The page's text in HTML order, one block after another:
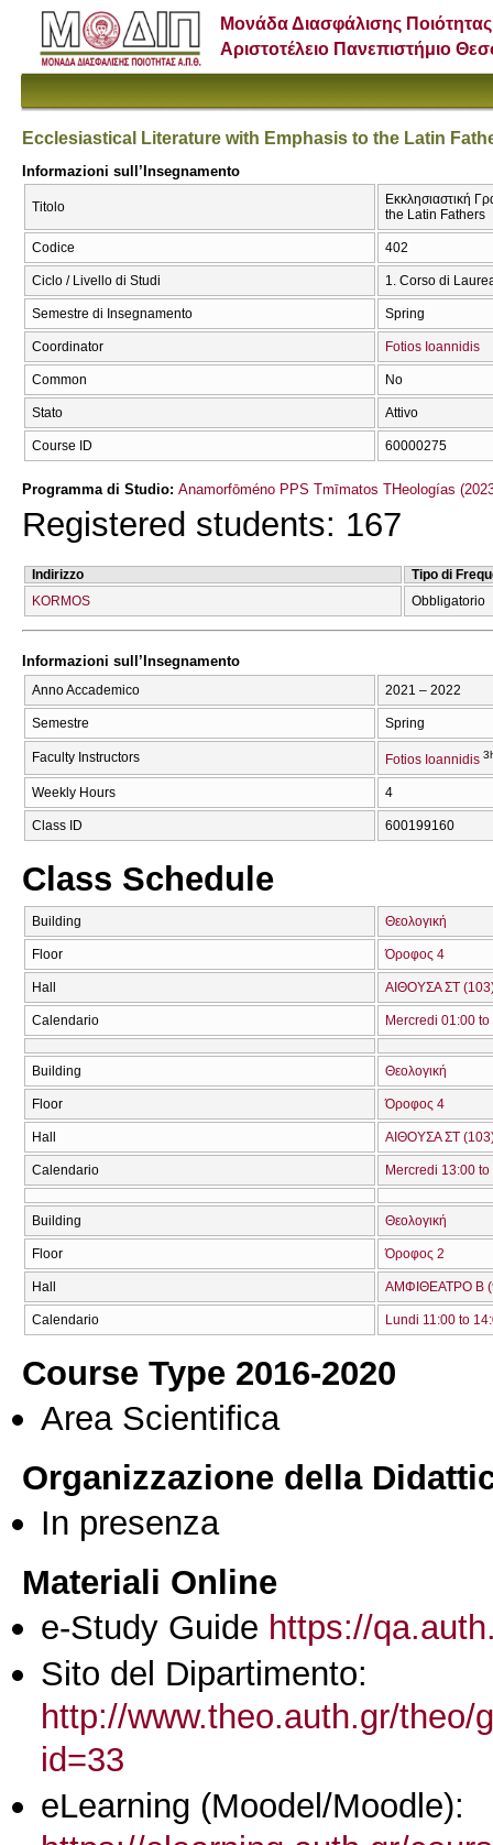
Μονάδα Διασφάλισης Ποιότητας
Αριστοτέλειο Πανεπιστήμιο
Ecclesiastical Literature with Emphasis to the Latin
Informazioni sull’Insegnamento
Titolo
Εκκλησιαστική
the Latin Fathers
Codice 402
Ciclo / Livello di Studi 1. Corso di
Semestre di Insegnamento Spring
Coordinator Fotios Ioannidis
Common No
Stato Attivo
Course ID 60000275
Programma di Studio: Anamorfōméno PPS Tmīmatos THeologías
Registered students: 167
Indirizzo
Tipo di
KORMOS
Obbligatorio
Informazioni sull’Insegnamento
Anno Accademico 2021 – 2022
Semestre Spring
Faculty Instructors Fotios Ioannidis
Weekly Hours 4
Class ID 600199160
Class Schedule
Building Θεολογική
Floor Όροφος 4
Hall ΑΙΘΟΥΣΑ ΣΤ
Calendario Mercredi 01:00
Building Θεολογική
Floor Όροφος 4
Hall ΑΙΘΟΥΣΑ ΣΤ
Calendario Mercredi 13:00
Building Θεολογική
Floor Όροφος 2
Hall ΑΜΦΙΘΕΑΤΡΟ Β
Calendario Lundi 11:00 to
Course Type 2016-2020
Area Scientifica
Organizzazione della
In presenza
Materiali Online
e-Study Guide https://
Sito del Dipartimento:
http://www.theo.auth.gr/
id=33
eLearning (Moodel/Moodle):